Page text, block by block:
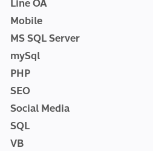
Line OA
Mobile
MS SQL Server
mySql
PHP
SEO
Social Media
SQL
VB